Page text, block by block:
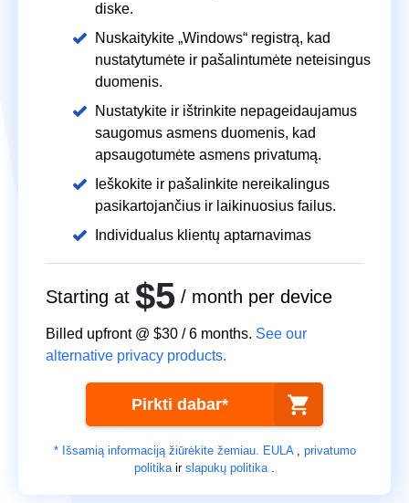
diske.
Nuskaitykite „Windows“ registrą, kad
nustatytumėte ir pašalintumėte neteisingus
duomenis.
Nustatykite ir ištrinkite nepageidaujamus
saugomus asmens duomenis, kad
apsaugotumėte asmens privatumą.
Ieškokite ir pašalinkite nereikalingus
pasikartojančius ir laikinuosius failus.
Individualus klientų aptarnavimas
Starting at $5 / month per device
Billed upfront @ $30 /6 months. See our
alternative privacy products.
Pirkti dabar*
* Išsamią informaciją žiūrėkite žemiau. EULA, privatumo
politikair slapukų politika.